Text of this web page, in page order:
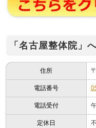
「名古屋整体院」
住所
電話番号
電話受付
定休日